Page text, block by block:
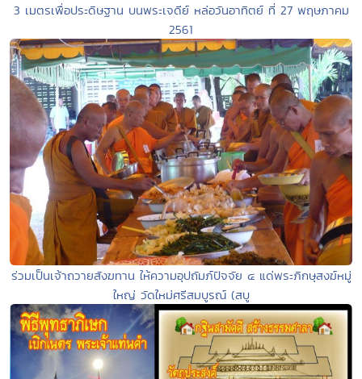
3 เมตรเพื่อประดิษฐาน บนพระเจดีย์ หล่อวันอาทิตย์ ที่ 27 พฤษภาคม
2561
ร่วมเป็นเจ้าถวายสังฆทาน ให้ความอุปถัมภ์ปัจจัย ๔ แด่พระภิกษุสงฆ์หมู่
ใหญ่ วัดใหม่ศรีสมบูรณ์ (สบู